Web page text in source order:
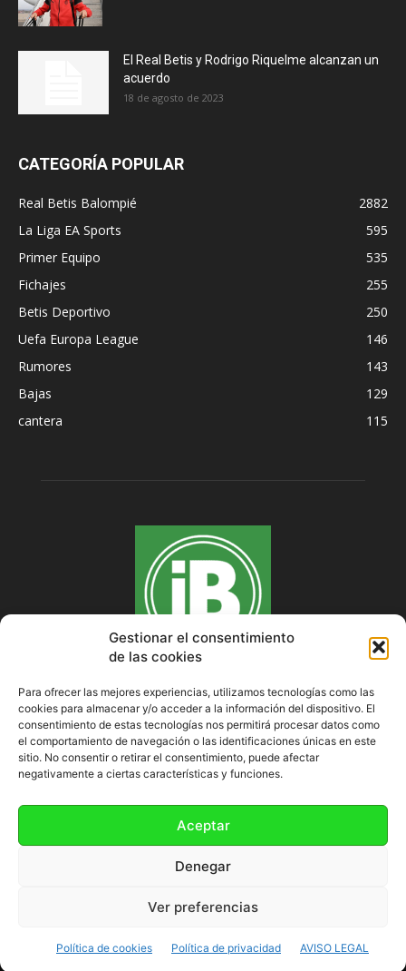
Gestionar el consentimiento
de las cookies
Para ofrecer las mejores experiencias, utilizamos tecnologías como las
cookies para almacenar y/o acceder a la información del dispositivo. El
consentimiento de estas tecnologías nos permitirá procesar datos como
el comportamiento de navegación o las identificaciones únicas en este
sitio. No consentir o retirar el consentimiento, puede afectar
negativamente a ciertas características y funciones.
Aceptar
Denegar
Ver preferencias
Política de cookies Política de privacidad AVISO LEGAL
El Real Betis y Rodrigo Riquelme alcanzan un
acuerdo
18 de agosto de 2023
CATEGORÍA POPULAR
Real Betis Balompié
2882
La Liga EA Sports
595
Primer Equipo
535
Fichajes
255
Betis Deportivo
250
Uefa Europa League
146
Rumores
143
Bajas
129
cantera
115
SOBRE NOSOTROS
Política de cookies (UE)
©